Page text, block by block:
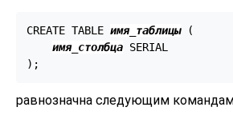
CREATE TABLE имя_таблицы (
имя_столбца SERIAL
);
равнозначна следующим